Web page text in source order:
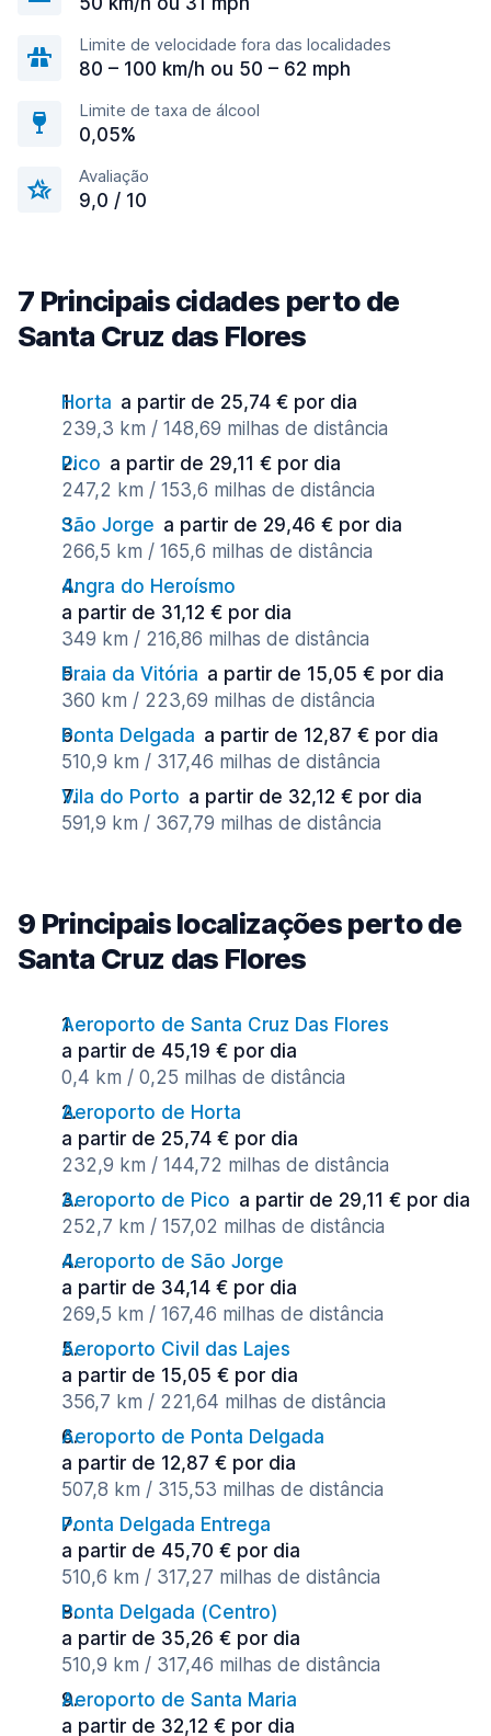
Limite de velocidade fora das localidades
80 – 100 km/h ou 50 – 62 mph
Limite de taxa de álcool
0,05%
Avaliação
9,0 / 10
7 Principais cidades perto de
Santa Cruz das Flores
Horta a partir de 25,74 € por dia
239,3 km / 148,69 milhas de distância
Pico a partir de 29,11 € por dia
247,2 km / 153,6 milhas de distância
São Jorge a partir de 29,46 € por dia
266,5 km / 165,6 milhas de distância
Angra do Heroísmo
a partir de 31,12 € por dia
349 km / 216,86 milhas de distância
Praia da Vitória a partir de 15,05 € por dia
360 km / 223,69 milhas de distância
Ponta Delgada a partir de 12,87 € por dia
510,9 km / 317,46 milhas de distância
Vila do Porto a partir de 32,12 € por dia
591,9 km / 367,79 milhas de distância
9 Principais localizações perto de
Santa Cruz das Flores
Aeroporto de Santa Cruz Das Flores
a partir de 45,19 € por dia
0,4 km / 0,25 milhas de distância
Aeroporto de Horta
a partir de 25,74 € por dia
232,9 km / 144,72 milhas de distância
Aeroporto de Pico a partir de 29,11 € por dia
252,7 km / 157,02 milhas de distância
Aeroporto de São Jorge
a partir de 34,14 € por dia
269,5 km / 167,46 milhas de distância
Aeroporto Civil das Lajes
a partir de 15,05 € por dia
356,7 km / 221,64 milhas de distância
Aeroporto de Ponta Delgada
a partir de 12,87 € por dia
507,8 km / 315,53 milhas de distância
Ponta Delgada Entrega
a partir de 45,70 € por dia
510,6 km / 317,27 milhas de distância
Ponta Delgada (Сentro)
a partir de 35,26 € por dia
510,9 km / 317,46 milhas de distância
Aeroporto de Santa Maria
a partir de 32,12 € por dia